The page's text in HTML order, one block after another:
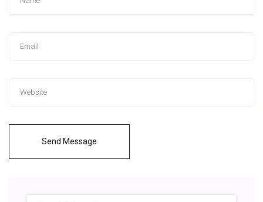
Send Message